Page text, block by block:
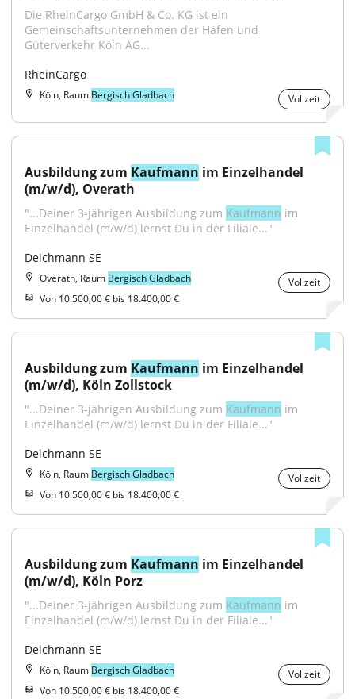
Die RheinCargo GmbH & Co. KG ist ein
Gemeinschaftsunternehmen der Häfen und
Güterverkehr Köln AG...
RheinCargo
Köln, Raum Bergisch Gladbach Vollzeit
Ausbildung zum Kaufmann im Einzelhandel
(m/w/d), Overath
"...Deiner 3-jährigen Ausbildung zum Kaufmann im
Einzelhandel (m/w/d) lernst Du in der Filiale..."
Deichmann SE
Overath, Raum Bergisch Gladbach
Vollzeit
Von 10.500,00 € bis 18.400,00 €
Ausbildung zum Kaufmann im Einzelhandel
(m/w/d), Köln Zollstock
"...Deiner 3-jährigen Ausbildung zum Kaufmann im
Einzelhandel (m/w/d) lernst Du in der Filiale..."
Deichmann SE
Köln, Raum Bergisch Gladbach
Vollzeit
Von 10.500,00 € bis 18.400,00 €
Ausbildung zum Kaufmann im Einzelhandel
(m/w/d), Köln Porz
"...Deiner 3-jährigen Ausbildung zum Kaufmann im
Einzelhandel (m/w/d) lernst Du in der Filiale..."
Deichmann SE
Köln, Raum Bergisch Gladbach
Vollzeit
Von 10.500,00 € bis 18.400,00 €